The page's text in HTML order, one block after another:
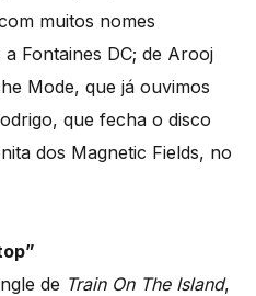
muitos nomes
Fontaines DC; de Arooj
Mode, que já ouvimos
que fecha o disco
dos Magnetic Fields, no
de Train On The Island,